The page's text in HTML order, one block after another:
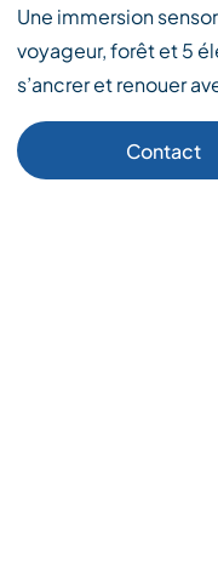
Une immersion
voyageur, forêt et 5
s’ancrer et renouer
Contact